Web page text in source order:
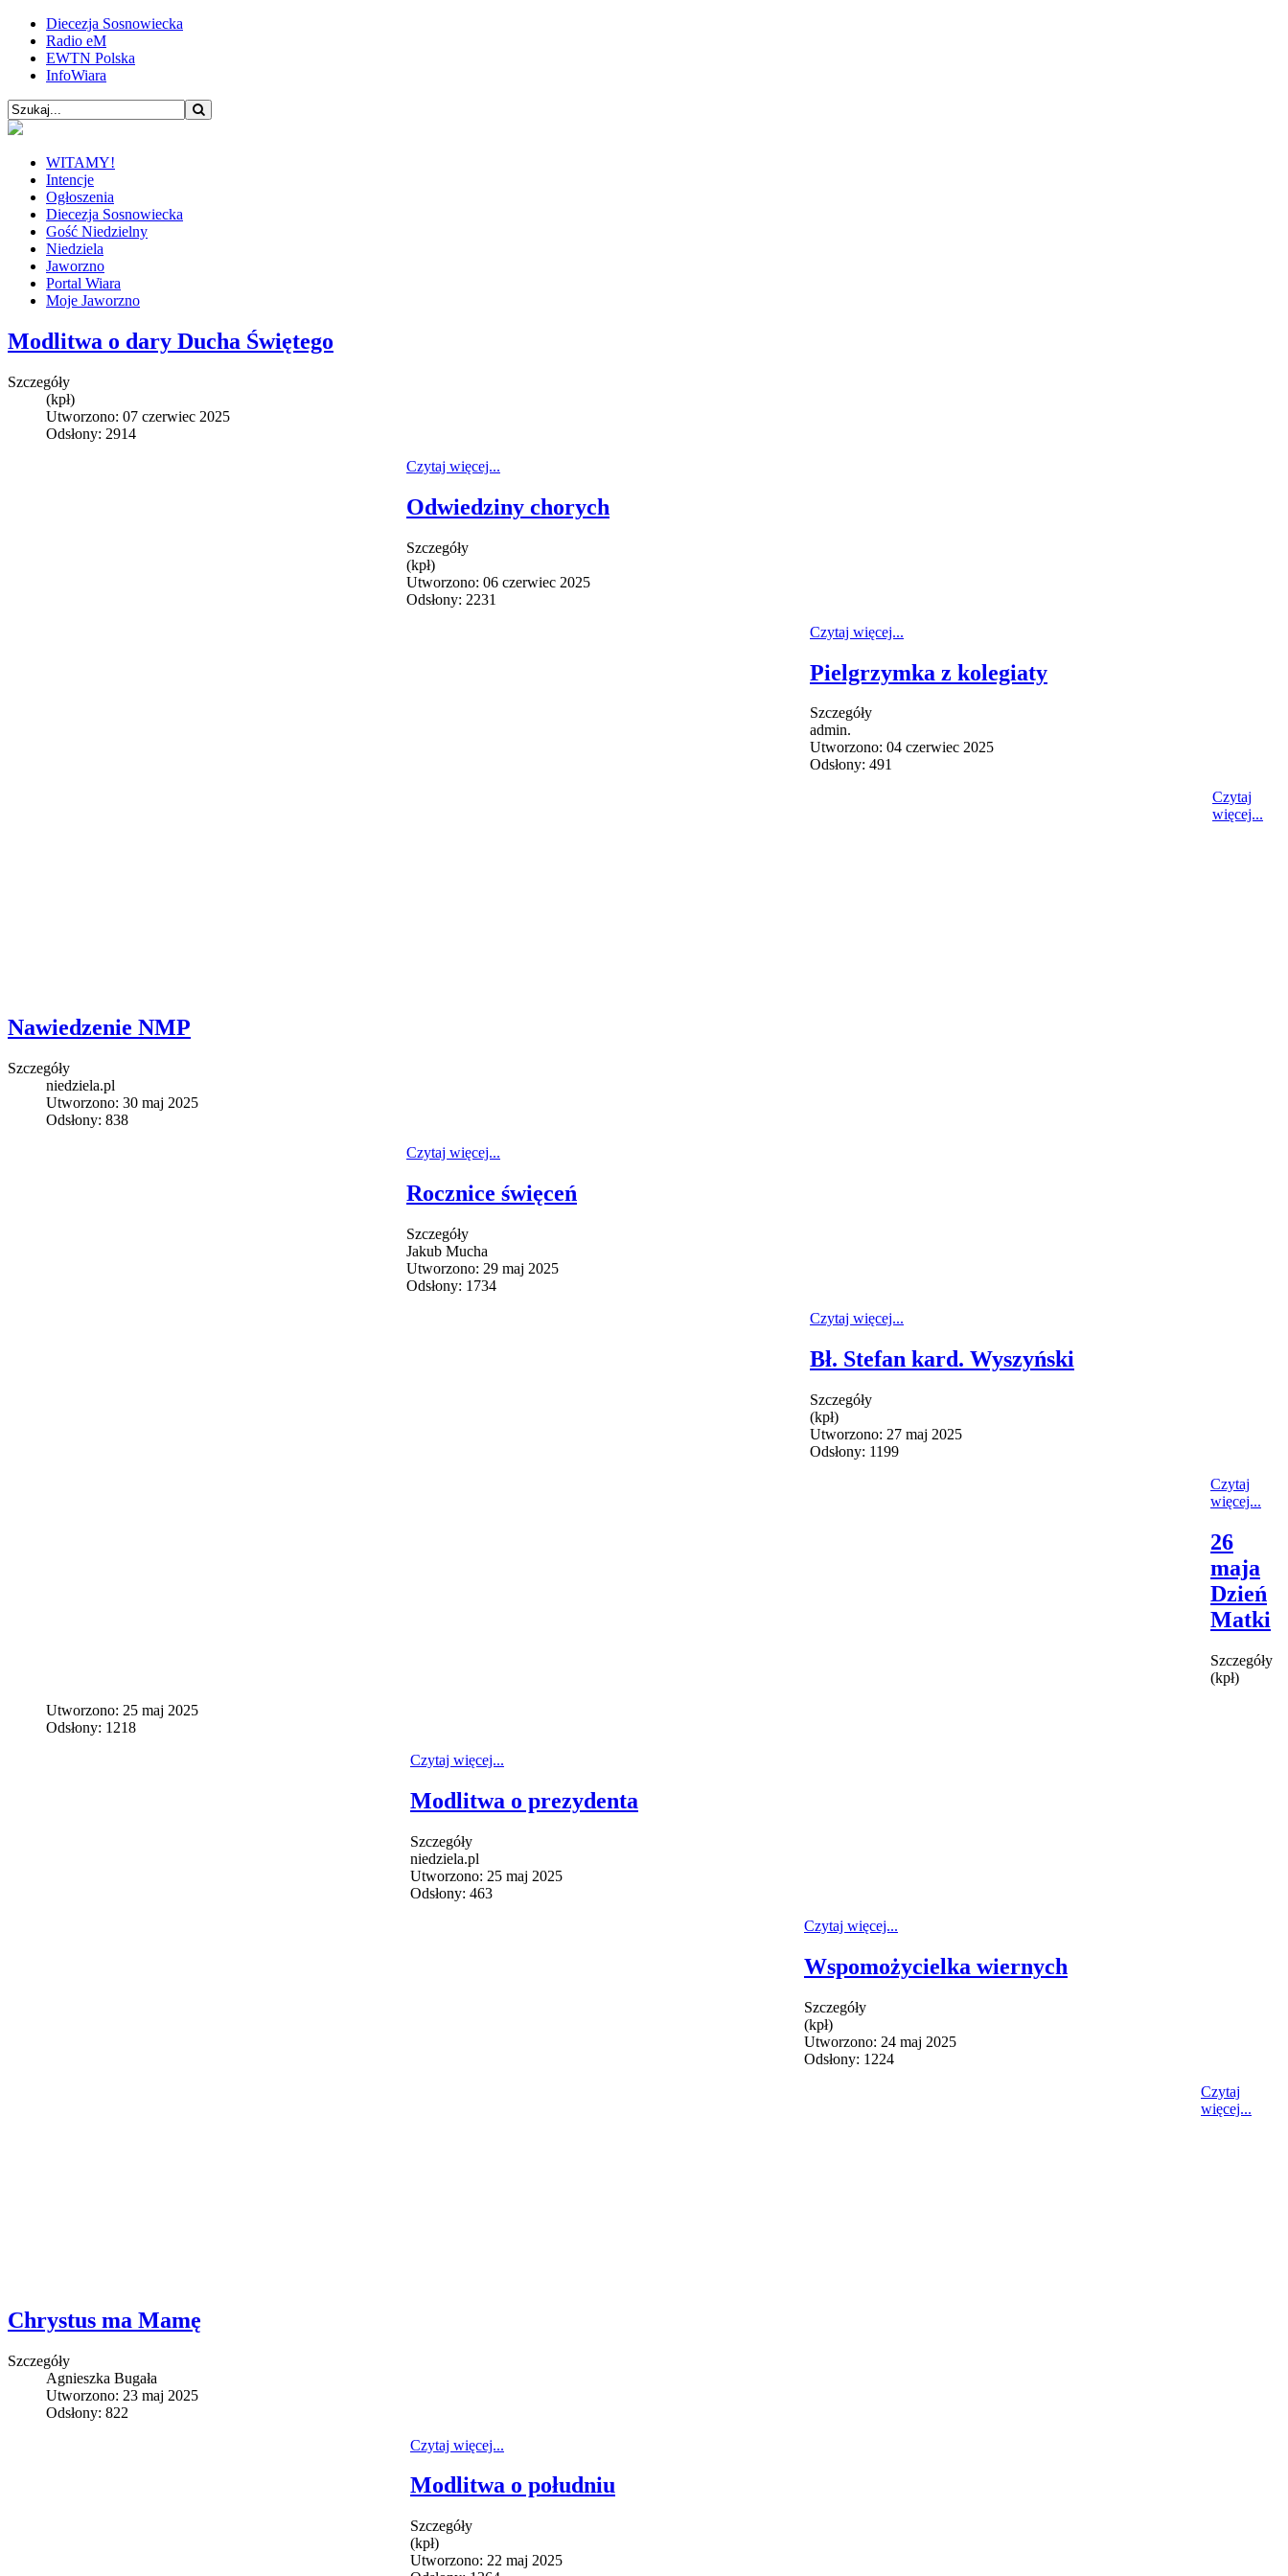
Diecezja Sosnowiecka
Radio eM
EWTN Polska
InfoWiara
WITAMY!
Intencje
Ogłoszenia
Diecezja Sosnowiecka
Gość Niedzielny
Niedziela
Jaworzno
Portal Wiara
Moje Jaworzno
Modlitwa o dary Ducha Świętego
Szczegóły
(kpł)
Utworzono: 07 czerwiec 2025
Odsłony: 2914
Czytaj więcej...
Odwiedziny chorych
Szczegóły
(kpł)
Utworzono: 06 czerwiec 2025
Odsłony: 2231
Czytaj więcej...
Pielgrzymka z kolegiaty
Szczegóły
admin.
Utworzono: 04 czerwiec 2025
Odsłony: 491
Czytaj
więcej...
Nawiedzenie NMP
Szczegóły
niedziela.pl
Utworzono: 30 maj 2025
Odsłony: 838
Czytaj więcej...
Rocznice święceń
Szczegóły
Jakub Mucha
Utworzono: 29 maj 2025
Odsłony: 1734
Czytaj więcej...
Bł. Stefan kard. Wyszyński
Szczegóły
(kpł)
Utworzono: 27 maj 2025
Odsłony: 1199
Czytaj
więcej...
26
maja
Dzień
Matki
Szczegóły
(kpł)
Utworzono: 25 maj 2025
Odsłony: 1218
Czytaj więcej...
Modlitwa o prezydenta
Szczegóły
niedziela.pl
Utworzono: 25 maj 2025
Odsłony: 463
Czytaj więcej...
Wspomożycielka wiernych
Szczegóły
(kpł)
Utworzono: 24 maj 2025
Odsłony: 1224
Czytaj
więcej...
Chrystus ma Mamę
Szczegóły
Agnieszka Bugała
Utworzono: 23 maj 2025
Odsłony: 822
Czytaj więcej...
Modlitwa o południu
Szczegóły
(kpł)
Utworzono: 22 maj 2025